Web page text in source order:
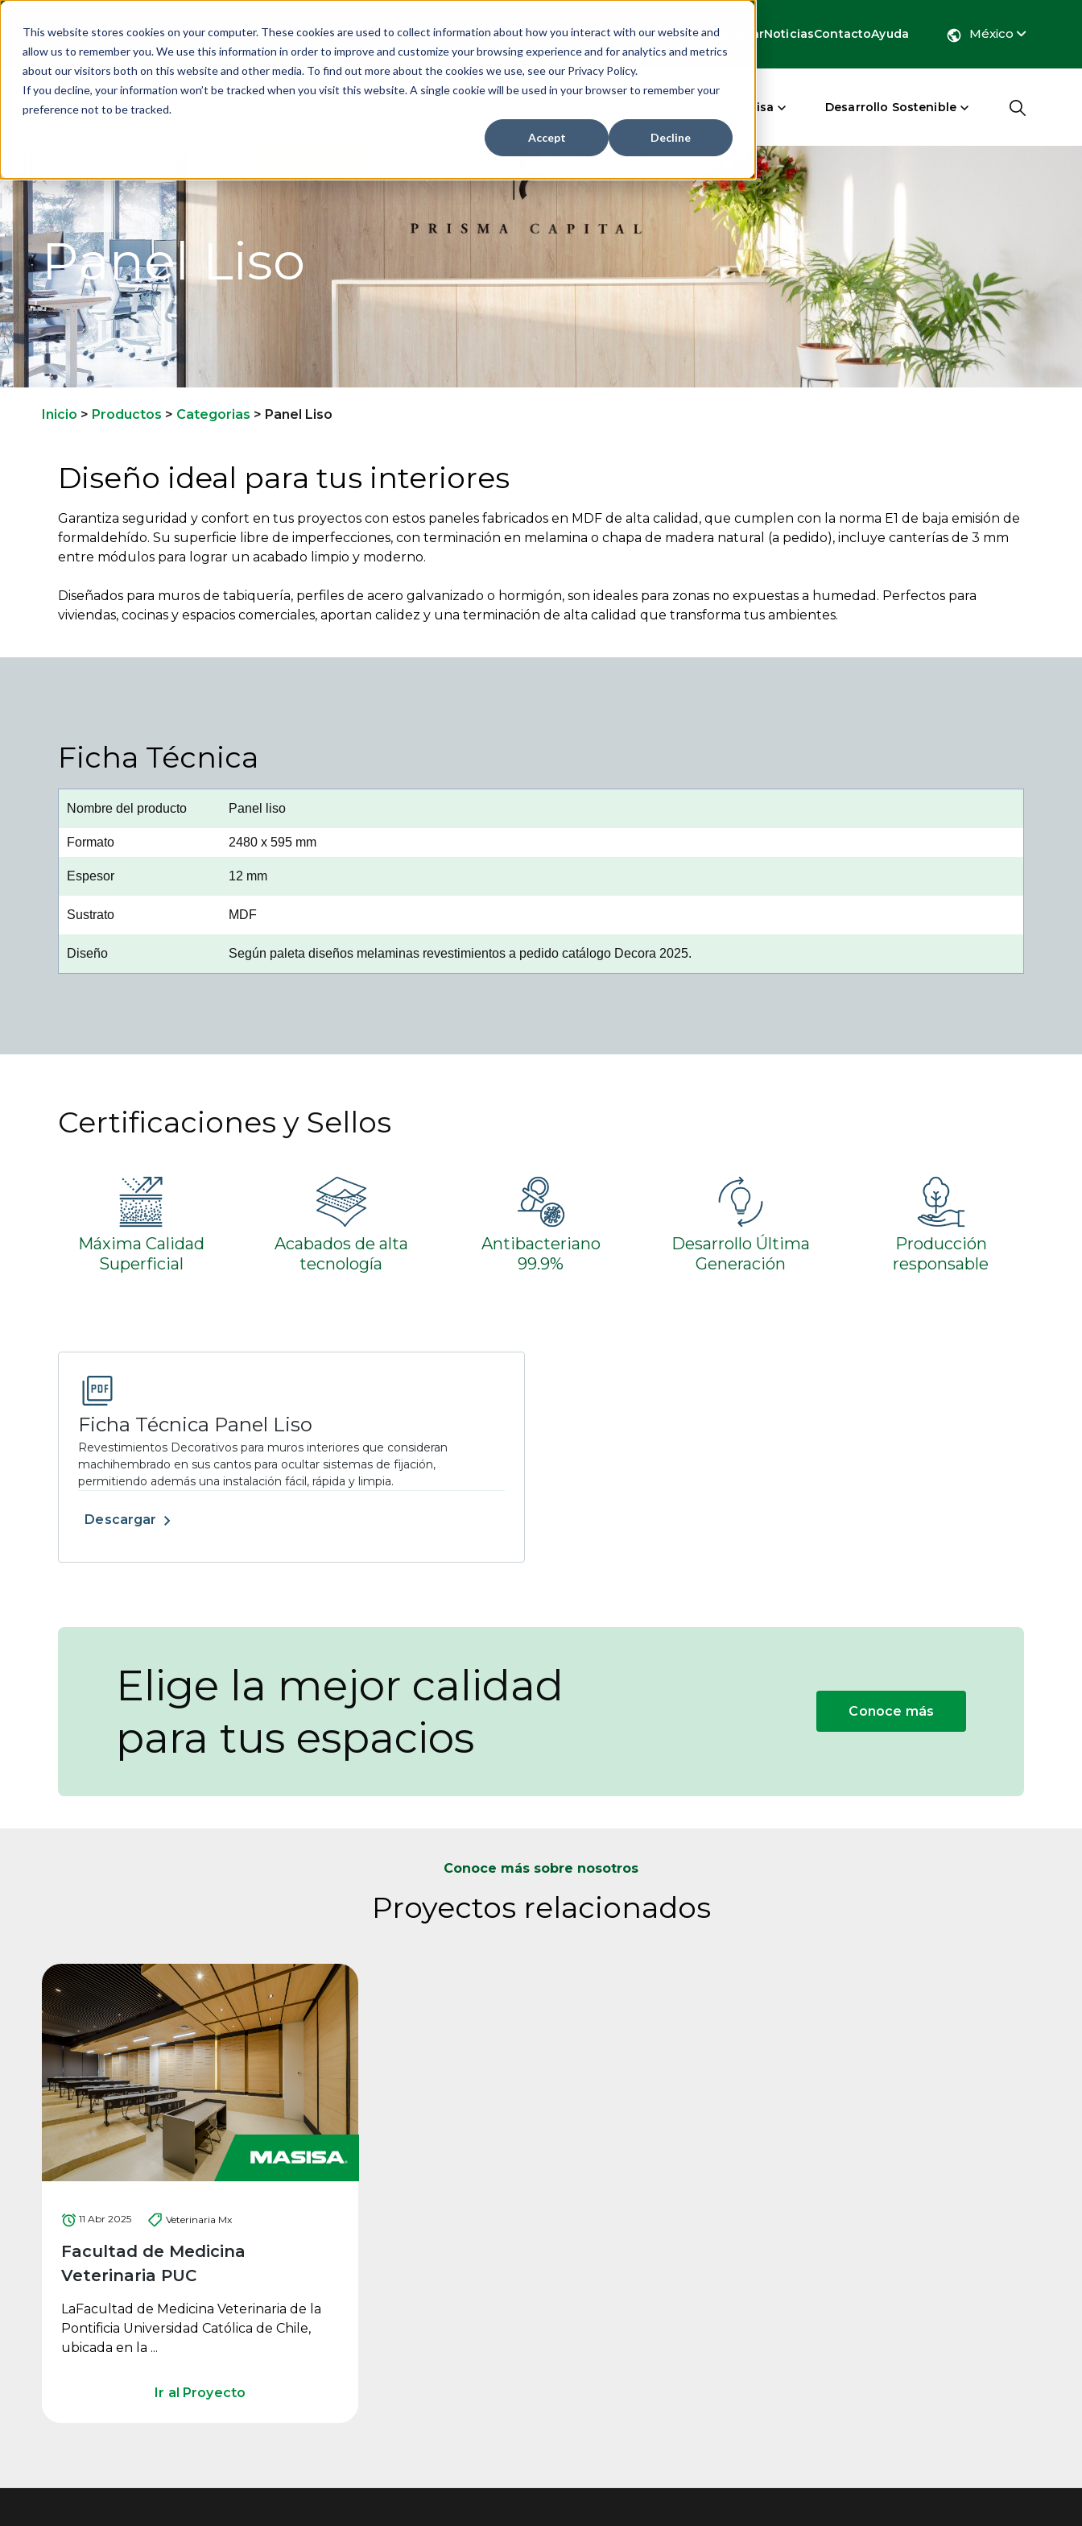
This website stores cookies on your computer. These cookies are used to collect information about how you interact with our website and
allow us to remember you. We use this information in order to improve and customize your browsing experience and for analytics and metrics
about our visitors both on this website and other media. To find out more about the cookies we use, see our Privacy Policy.
If you decline, your information won’t be tracked when you visit this website. A single cookie will be used in your browser to remember your
preference not to be tracked.
Accept Decline
InversionistasDónde ComprarNoticiasContactoAyuda México
Somos Masisa Desarrollo Sostenible
Panel Liso
Inicio > Productos > Categorias > Panel Liso
Diseño ideal para tus interiores
Garantiza seguridad y confort en tus proyectos con estos paneles fabricados en MDF de alta calidad, que cumplen con la norma E1 de baja emisión de
formaldehído. Su superficie libre de imperfecciones, con terminación en melamina o chapa de madera natural (a pedido), incluye canterías de 3 mm
entre módulos para lograr un acabado limpio y moderno.
Diseñados para muros de tabiquería, perfiles de acero galvanizado o hormigón, son ideales para zonas no expuestas a humedad. Perfectos para
viviendas, cocinas y espacios comerciales, aportan calidez y una terminación de alta calidad que transforma tus ambientes.
Ficha Técnica
Nombre del producto Panel liso
Formato 2480 x 595 mm
Espesor 12 mm
Sustrato MDF
Diseño Según paleta diseños melaminas revestimientos a pedido catálogo Decora 2025.
Certificaciones y Sellos
Máxima Calidad
Superficial
Acabados de alta
tecnología
Antibacteriano
99.9%
Desarrollo Última
Generación
Producción
responsable
Ficha Técnica Panel Liso
Revestimientos Decorativos para muros interiores que consideran
machihembrado en sus cantos para ocultar sistemas de fijación,
permitiendo además una instalación fácil, rápida y limpia.
Descargar
Elige la mejor calidad
para tus espacios
Conoce más
Conoce más sobre nosotros
Proyectos relacionados
11 Abr 2025 Veterinaria Mx
Facultad de Medicina
Veterinaria PUC
LaFacultad de Medicina Veterinaria de la
Pontificia Universidad Católica de Chile,
ubicada en la ...
Ir al Proyecto